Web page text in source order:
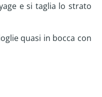
e si taglia lo strato
quasi in bocca con